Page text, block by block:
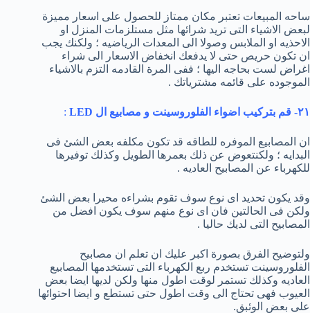
ساحه المبيعات تعتبر مكان ممتاز للحصول على اسعار مميزة
لبعض الاشياء التى تريد شرائها مثل مستلزمات المنزل او
الاحذيه او الملابس وصولا الى المعدات الرياضيه ؛ ولكنك يجب
ان تكون حريص حتى لا يدفعك انخفاض الاسعار الى شراء
اغراض لست بحاجه اليها ؛ ففى المرة القادمه التزم بالاشياء
الموجوده على قائمه مشترياتك .
٢١- قم بتركيب اضواء الفلوروسينت و مصابيع ال LED
:
ان المصابيع الموفره للطاقه قد تكون مكلفه بعض الشئ فى
البدايه ؛ ولكنتعوض عن ذلك بعمرها الطويل وكذلك توفيرها
للكهرباء عن المصابيح العاديه .
وقد يكون تحديد اى نوع سوف تقوم بشراءه محيرا بعض الشئ
ولكن فى الحالتين فان اى نوع منهم سوف يكون افضل من
المصابيح التى لديك حاليا .
ولتوضيح الفرق بصورة اكبر عليك ان تعلم ان مصابيح
الفلوروسينت تستخدم ربع الكهرباء التى تستخدمها المصابيع
العاديه وكذلك تستمر لوقت اطول منها ولكن لديها ايضا بعض
العيوب فهى تحتاج الى وقت اطول حتى تستطع و ايضا احتوائها
على بعض الوئبق.